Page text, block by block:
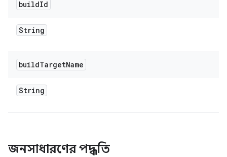
buildId
String
buildTargetName
String
জনসাধারণের পদ্ধতি